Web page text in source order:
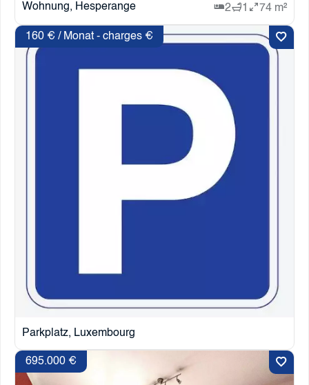
Wohnung, Hesperange 2 1 74 m²
Parkplatz, Luxembourg
160 € / Monat - charges €
695.000 €